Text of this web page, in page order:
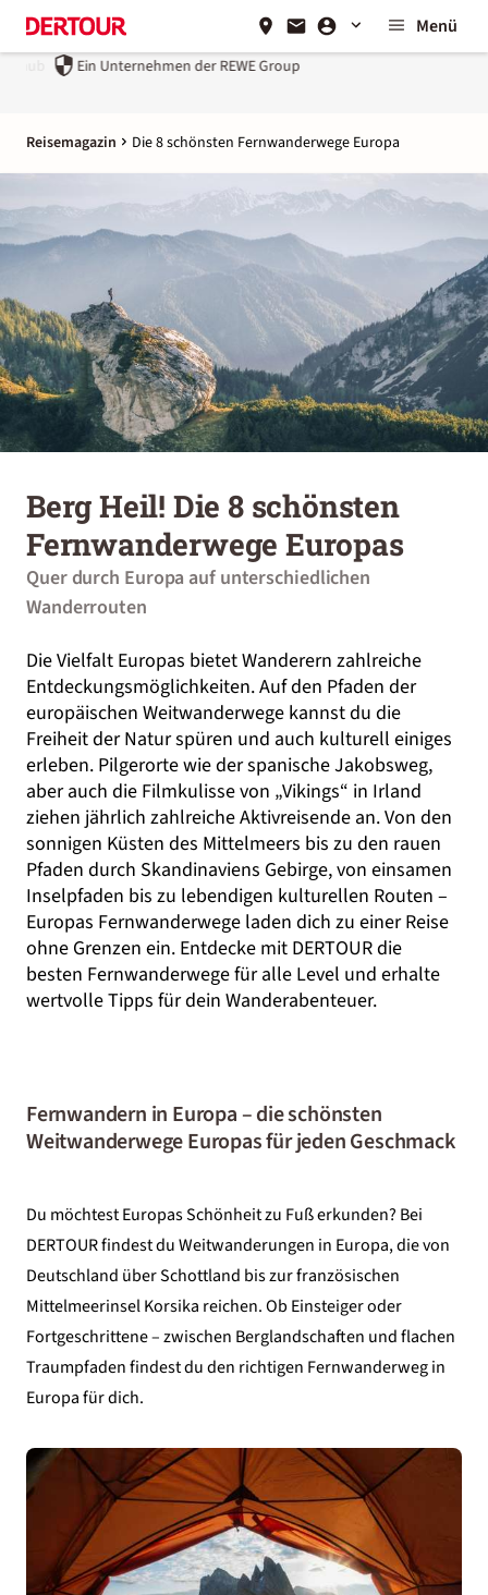
Menü
Ein Unternehmen der REWE Group
Reisemagazin Die 8 schönsten Fernwanderwege Europa
Berg Heil! Die 8 schönsten
Fernwanderwege Europas
Quer durch Europa auf unterschiedlichen
Wanderrouten
Die Vielfalt Europas bietet Wanderern zahlreiche
Entdeckungsmöglichkeiten. Auf den Pfaden der
europäischen Weitwanderwege kannst du die
Freiheit der Natur spüren und auch kulturell einiges
erleben. Pilgerorte wie der spanische Jakobsweg,
aber auch die Filmkulisse von „Vikings“ in Irland
ziehen jährlich zahlreiche Aktivreisende an. Von den
sonnigen Küsten des Mittelmeers bis zu den rauen
Pfaden durch Skandinaviens Gebirge, von einsamen
Inselpfaden bis zu lebendigen kulturellen Routen –
Europas Fernwanderwege laden dich zu einer Reise
ohne Grenzen ein. Entdecke mit DERTOUR die
besten Fernwanderwege für alle Level und erhalte
wertvolle Tipps für dein Wanderabenteuer.
Fernwandern in Europa – die schönsten
Weitwanderwege Europas für jeden Geschmack
Du möchtest Europas Schönheit zu Fuß erkunden? Bei
DERTOUR findest du Weitwanderungen in Europa, die von
Deutschland über Schottland bis zur französischen
Mittelmeerinsel Korsika reichen. Ob Einsteiger oder
Fortgeschrittene – zwischen Berglandschaften und flachen
Traumpfaden findest du den richtigen Fernwanderweg in
Europa für dich.